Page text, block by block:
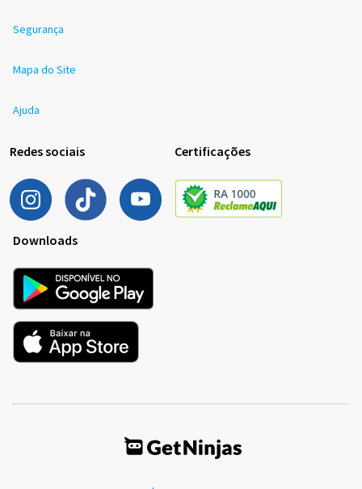
Segurança
Mapa do Site
Ajuda
Redes sociais Certificações
Downloads